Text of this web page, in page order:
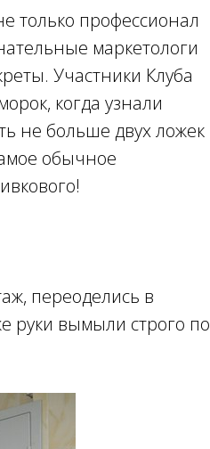
только профессионал
маркетологи
Участники Клуба
когда узнали
не больше двух ложек
обычное
переоделись в
руки вымыли строго по